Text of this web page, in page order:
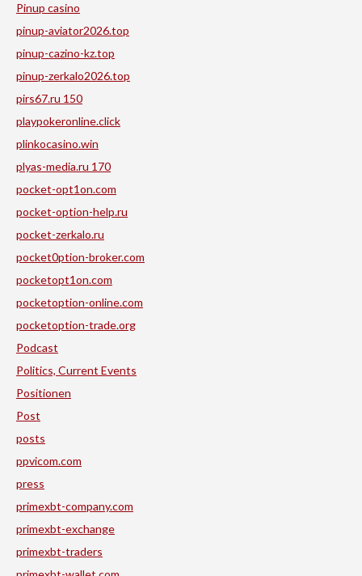
Pinup casino
pinup-aviator2026.top
pinup-cazino-kz.top
pinup-zerkalo2026.top
pirs67.ru 150
playpokeronline.click
plinkocasino.win
plyas-media.ru 170
pocket-opt1on.com
pocket-option-help.ru
pocket-zerkalo.ru
pocket0ption-broker.com
pocketopt1on.com
pocketoption-online.com
pocketoption-trade.org
Podcast
Politics, Current Events
Positionen
Post
posts
ppvicom.com
press
primexbt-company.com
primexbt-exchange
primexbt-traders